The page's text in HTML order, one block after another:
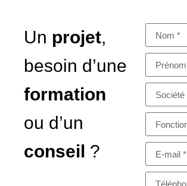
Un projet,
besoin d’une
formation
ou d’un
conseil ?